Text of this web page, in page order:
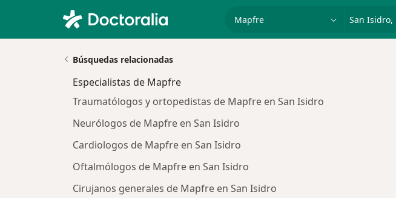
Búsquedas relacionadas
Especialistas de Mapfre
Traumatólogos y ortopedistas de Mapfre en San Isidro
Neurólogos de Mapfre en San Isidro
Cardiologos de Mapfre en San Isidro
Oftalmólogos de Mapfre en San Isidro
Cirujanos generales de Mapfre en San Isidro